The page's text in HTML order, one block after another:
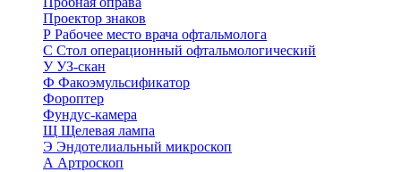
Проектор знаков
Р Рабочее место врача офтальмолога
С Стол операционный офтальмологический
УУЗ-скан
Ф Факоэмульсификатор
Фороптер
Фундус-камера
Щ Щелевая лампа
Э Эндотелиальный микроскоп
А Артроскоп